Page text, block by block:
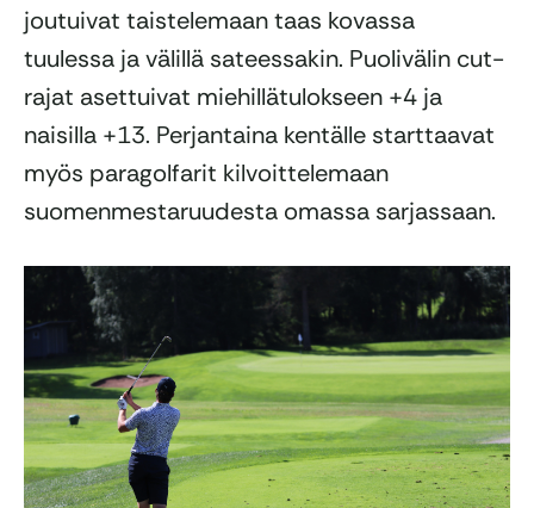
joutuivat taistelemaan taas kovassa
tuulessa ja välillä sateessakin. Puolivälin cut-
rajat asettuivat miehillätulokseen +4 ja
naisilla +13. Perjantaina kentälle starttaavat
myös paragolfarit kilvoittelemaan
suomenmestaruudesta omassa sarjassaan.